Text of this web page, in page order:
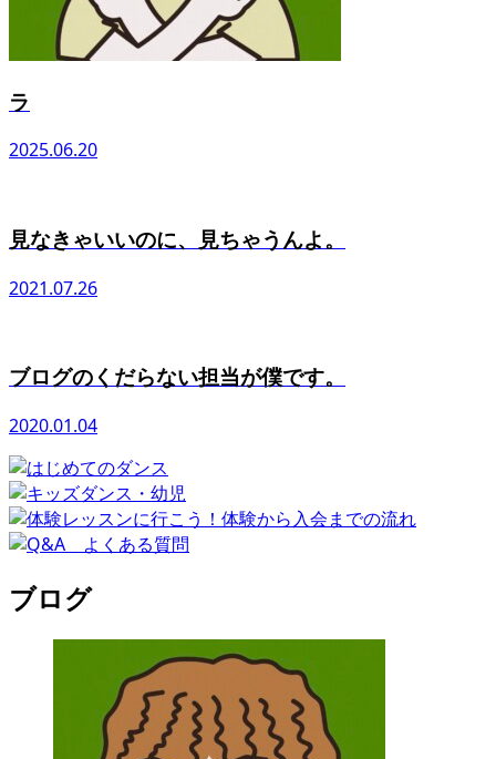
ラ
2025.06.20
見なきゃいいのに、見ちゃうんよ。
2021.07.26
ブログのくだらない担当が僕です。
2020.01.04
ブログ